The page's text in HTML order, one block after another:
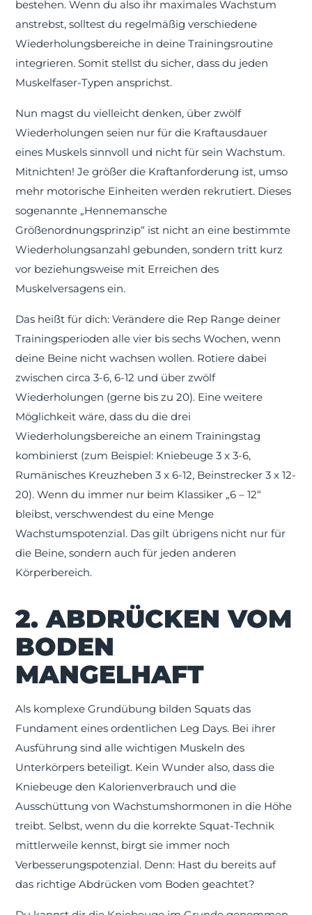
bestehen. Wenn du also ihr maximales Wachstum
anstrebst, solltest du regelmäßig verschiedene
Wiederholungsbereiche in deine Trainingsroutine
integrieren. Somit stellst du sicher, dass du jeden
Muskelfaser-Typen ansprichst.
Nun magst du vielleicht denken, über zwölf
Wiederholungen seien nur für die Kraftausdauer
eines Muskels sinnvoll und nicht für sein Wachstum.
Mitnichten! Je größer die Kraftanforderung ist, umso
mehr motorische Einheiten werden rekrutiert. Dieses
sogenannte „Hennemansche
Größenordnungsprinzip“ ist nicht an eine bestimmte
Wiederholungsanzahl gebunden, sondern tritt kurz
vor beziehungsweise mit Erreichen des
Muskelversagens ein.
Das heißt für dich: Verändere die Rep Range deiner
Trainingsperioden alle vier bis sechs Wochen, wenn
deine Beine nicht wachsen wollen. Rotiere dabei
zwischen circa 3-6, 6-12 und über zwölf
Wiederholungen (gerne bis zu 20). Eine weitere
Möglichkeit wäre, dass du die drei
Wiederholungsbereiche an einem Trainingstag
kombinierst (zum Beispiel: Kniebeuge 3 x 3-6,
Rumänisches Kreuzheben 3 x 6-12, Beinstrecker 3 x 12-
20). Wenn du immer nur beim Klassiker „6 – 12“
bleibst, verschwendest du eine Menge
Wachstumspotenzial. Das gilt übrigens nicht nur für
die Beine, sondern auch für jeden anderen
Körperbereich.
2. ABDRÜCKEN VOM
BODEN
MANGELHAFT
Als komplexe Grundübung bilden Squats das
Fundament eines ordentlichen Leg Days. Bei ihrer
Ausführung sind alle wichtigen Muskeln des
Unterkörpers beteiligt. Kein Wunder also, dass die
Kniebeuge den Kalorienverbrauch und die
Ausschüttung von Wachstumshormonen in die Höhe
treibt. Selbst, wenn du die korrekte Squat-Technik
mittlerweile kennst, birgt sie immer noch
Verbesserungspotenzial. Denn: Hast du bereits auf
das richtige Abdrücken vom Boden geachtet?